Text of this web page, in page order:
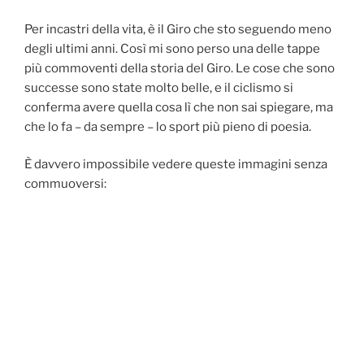
Per incastri della vita, è il Giro che sto seguendo meno
degli ultimi anni. Così mi sono perso una delle tappe
più commoventi della storia del Giro. Le cose che sono
successe sono state molto belle, e il ciclismo si
conferma avere quella cosa lì che non sai spiegare, ma
che lo fa – da sempre – lo sport più pieno di poesia.
È davvero impossibile vedere queste immagini senza
commuoversi: